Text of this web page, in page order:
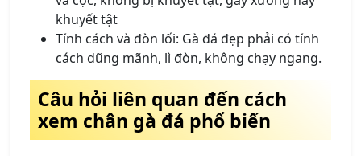
khuyết tật
Tính cách và đòn lối: Gà đá đẹp phải có tính
cách dũng mãnh, lì đòn, không chạy ngang.
Câu hỏi liên quan đến cách
xem chân gà đá phổ biến